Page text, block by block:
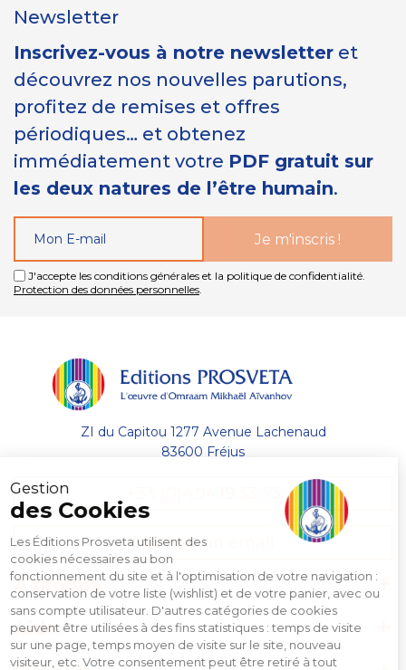
Gestion
des Cookies
Les Éditions Prosveta utilisent des
cookies nécessaires au bon
fonctionnement du site et à l'optimisation de votre navigation :
conservation de votre liste (wishlist) et de votre panier, avec ou
sans compte utilisateur. D'autres catégories de cookies
peuvent être utilisées à des fins statistiques : temps de visite
sur une page, temps moyen de visite sur le site, nouveau
visiteur, etc. Votre consentement peut être retiré à tout
Newsletter
Inscrivez-vous à notre newsletter et
découvrez nos nouvelles parutions,
profitez de remises et offres
périodiques… et obtenez
immédiatement votre PDF gratuit sur
les deux natures de l’être humain.
J'accepte les conditions générales et la politique de confidentialité.
Protection des données personnelles.
ZI du Capitou 1277 Avenue Lachenaud
83600 Fréjus
Envoyer un email
A propos
Aide